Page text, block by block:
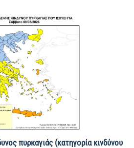
πυρκαγιάς (κατηγορία κινδύνου